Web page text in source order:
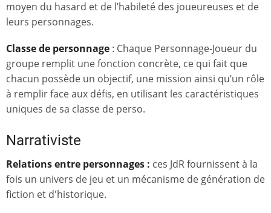
moyen du hasard et de l’habileté des joueureuses et de
leurs personnages.
Classe de personnage : Chaque Personnage-Joueur du
groupe remplit une fonction concrète, ce qui fait que
chacun possède un objectif, une mission ainsi qu’un rôle
à remplir face aux défis, en utilisant les caractéristiques
uniques de sa classe de perso.
Narrativiste
Relations entre personnages : ces JdR fournissent à la
fois un univers de jeu et un mécanisme de génération de
fiction et d'historique.